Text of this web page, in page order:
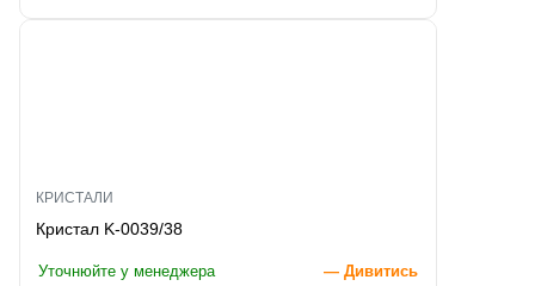
КРИСТАЛИ
Кристал K-0039/38
Уточнюйте у менеджера — Дивитись